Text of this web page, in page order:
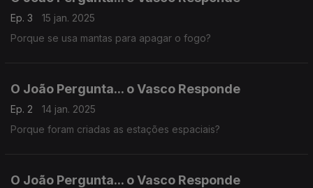
Ep. 3
15 jan. 2025
Porque se usa mantas para apagar o fogo?
O João Pergunta... o Vasco Responde
Ep. 2
14 jan. 2025
Porque foram criadas as estações espaciais?
O João Pergunta... o Vasco Responde